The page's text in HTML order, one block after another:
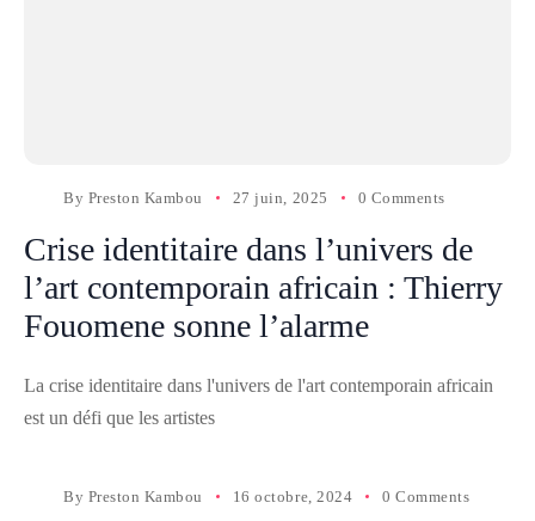
By Preston Kambou 27 juin, 2025 0 Comments
Crise identitaire dans l’univers de
l’art contemporain africain : Thierry
Fouomene sonne l’alarme
La crise identitaire dans l'univers de l'art contemporain africain
est un défi que les artistes
By Preston Kambou 16 octobre, 2024 0 Comments